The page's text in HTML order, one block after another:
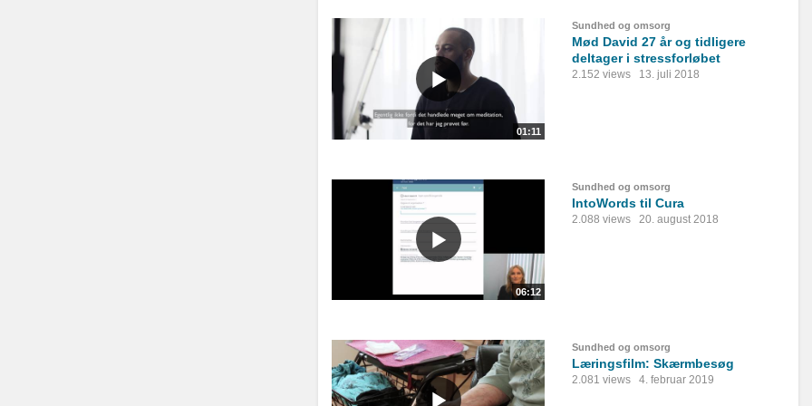
01:11
Sundhed og omsorg
Mød David 27 år og tidligere
deltager i stressforløbet
2.152 views 13. juli 2018
06:12
Sundhed og omsorg
IntoWords til Cura
2.088 views 20. august 2018
Sundhed og omsorg
Læringsfilm: Skærmbesøg
2.081 views 4. februar 2019